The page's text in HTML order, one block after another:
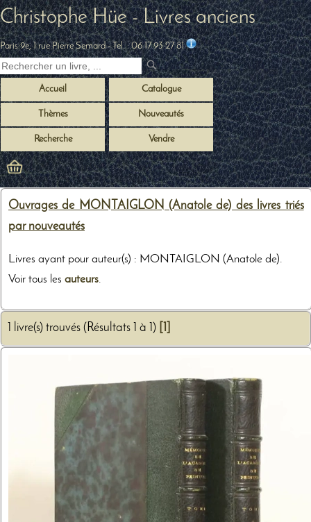
Christophe Hüe - Livres anciens
Paris 9e, 1 rue Pierre Semard- Tel. :06 17 93 27 81
Accueil Catalogue
Thèmes Nouveautés
Recherche Vendre
Ouvrages de MONTAIGLON (Anatole de) des livres triés
par nouveautés
Livres ayant pour auteur(s) : MONTAIGLON (Anatole de).
Voir tous les auteurs.
1 livre(s) trouvés (Résultats 1 à 1)